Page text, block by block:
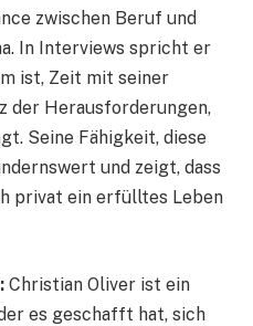
zwischen Beruf und
In Interviews spricht er
ist, Zeit mit seiner
der Herausforderungen,
Seine Fähigkeit, diese
und zeigt, dass
privat ein erfülltes Leben
Christian Oliver ist ein
es geschafft hat, sich